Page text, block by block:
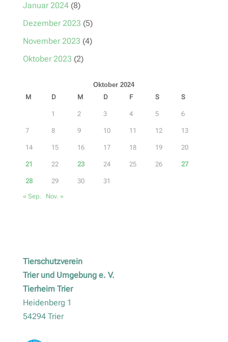
Januar 2024(8)
Dezember 2023 (5)
November 2023 (4)
Oktober 2023 (2)
Oktober 2024
M
D M D F S S
1 2 3 4 5 6
7 8 9 10 11 12 13
14 15 16 17 18 19 20
21 22 23 24 25 26 27
28 29 30
31
« Sep.
Nov. »
Tierschutzverein
Trier und Umgebung e. V.
Tierheim Trier
Heidenberg 1
54294 Trier